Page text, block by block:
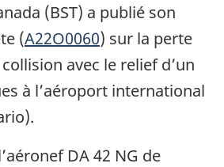
(BST) a publié son
(A22O0060) sur la perte
avec le relief d’un
à l’aéroport international
DA 42 NG de